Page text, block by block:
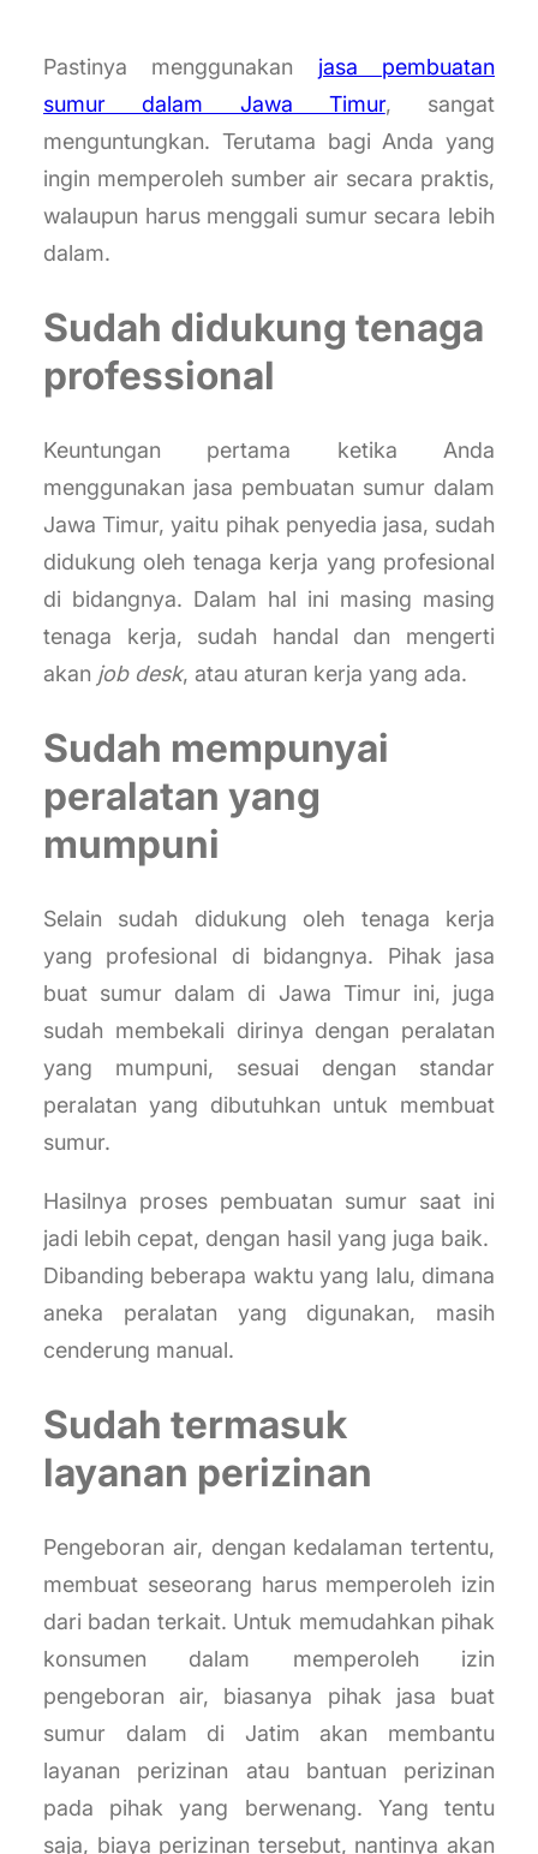
Pastinya menggunakan jasa pembuatan
sumur dalam Jawa Timur, sangat
menguntungkan. Terutama bagi Anda yang
ingin memperoleh sumber air secara praktis,
walaupun harus menggali sumur secara lebih
dalam.
Sudah didukung tenaga
professional
Keuntungan pertama ketika Anda
menggunakan jasa pembuatan sumur dalam
Jawa Timur, yaitu pihak penyedia jasa, sudah
didukung oleh tenaga kerja yang profesional
di bidangnya. Dalam hal ini masing masing
tenaga kerja, sudah handal dan mengerti
akan job desk, atau aturan kerja yang ada.
Sudah mempunyai
peralatan yang
mumpuni
Selain sudah didukung oleh tenaga kerja
yang profesional di bidangnya. Pihak jasa
buat sumur dalam di Jawa Timur ini, juga
sudah membekali dirinya dengan peralatan
yang mumpuni, sesuai dengan standar
peralatan yang dibutuhkan untuk membuat
sumur.
Hasilnya proses pembuatan sumur saat ini
jadi lebih cepat, dengan hasil yang juga baik.
Dibanding beberapa waktu yang lalu, dimana
aneka peralatan yang digunakan, masih
cenderung manual.
Sudah termasuk
layanan perizinan
Pengeboran air, dengan kedalaman tertentu,
membuat seseorang harus memperoleh izin
dari badan terkait. Untuk memudahkan pihak
konsumen dalam memperoleh izin
pengeboran air, biasanya pihak jasa buat
sumur dalam di Jatim akan membantu
layanan perizinan atau bantuan perizinan
pada pihak yang berwenang. Yang tentu
saja, biaya perizinan tersebut, nantinya akan